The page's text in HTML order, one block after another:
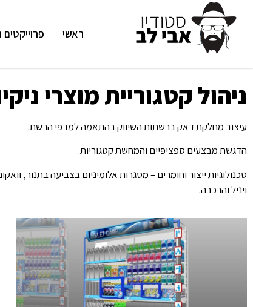
ראשי
ניהול קטגוריית מוצרי
עיצוב מחלקת דאק ברשתות השיווק בהתאמה למדפי הרשת.
הדגשת מבצעים ספציפיים והמחשת קטגוריות.
ויניל והרכבה.